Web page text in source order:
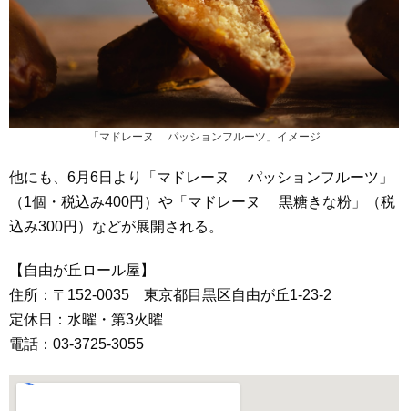
「マドレーヌ パッションフルーツ」イメージ
他にも、6月6日より「マドレーヌ パッションフルーツ」
（1個・税込み400円）や「マドレーヌ 黒糖きな粉」（税
込み300円）などが展開される。
【自由が丘ロール屋】
住所：〒152-0035 東京都目黒区自由が丘1-23-2
定休日：水曜・第3火曜
電話：03-3725-3055